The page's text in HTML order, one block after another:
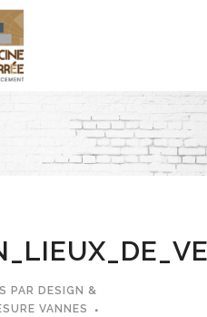
PAR DESIGN &
VANNES